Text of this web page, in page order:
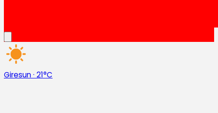
Giresun· 21°C